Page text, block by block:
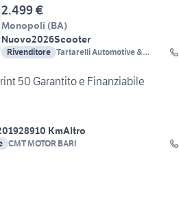
2.499 €
Monopoli (BA)
Nuovo2026Scooter
Rivenditore Tartarelli Automotive &
50 Garantito e Finanziabile
28910 KmAltro
CMT MOTOR BARI